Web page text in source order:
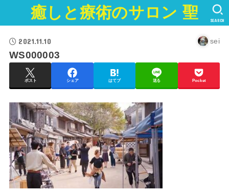
癒しと療術のサロン 聖 SEARCH
2021.11.10 sei
WS000003
ポスト シェア はてブ 送る Pocket